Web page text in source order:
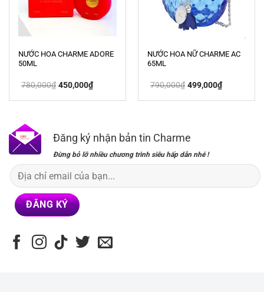
NƯỚC HOA CHARME ADORE
50ML
780,000₫ Giá
gốc
450,000₫Giá
hiện
NƯỚC HOA NỮ CHARME AC
65ML
790,000₫ Giá
gốc
499,000₫Giá
hiện
Đăng ký nhận bản tin Charme
Đừng bỏ lỡ nhiều chương trình siêu hấp dẫn nhé !